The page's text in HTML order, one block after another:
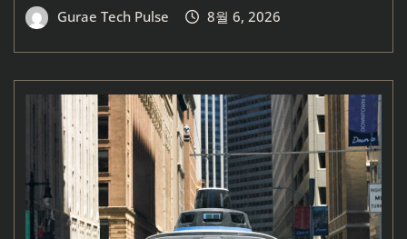
Gurae Tech Pulse 8월 6, 2026